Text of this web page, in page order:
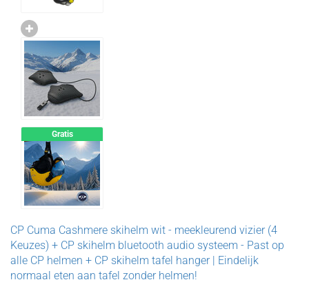
Gratis
CP Cuma Cashmere skihelm wit - meekleurend vizier (4
Keuzes) + CP skihelm bluetooth audio systeem - Past op
alle CP helmen + CP skihelm tafel hanger | Eindelijk
normaal eten aan tafel zonder helmen!